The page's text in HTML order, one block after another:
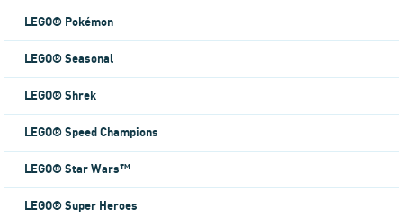
LEGO® Pokémon
LEGO® Seasonal
LEGO® Shrek
LEGO® Speed Champions
LEGO® Star Wars™
LEGO® Super Heroes